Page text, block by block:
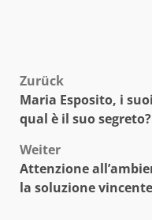
Zurück
Maria Esposito, i
qual è il suo
Weiter
Attenzione
la soluzione